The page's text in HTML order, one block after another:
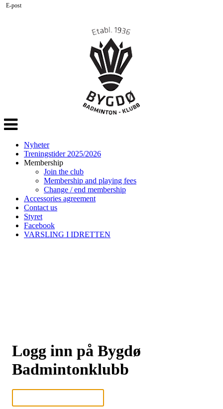
Veksle
navigasjon
Nyheter
Treningstider 2025/2026
Membership
Join the club
Membership and playing fees
Change / end membership
Accessories agreement
Contact us
Styret
Facebook
VARSLING I IDRETTEN
Logg inn på Bygdø
Badmintonklubb
E-post